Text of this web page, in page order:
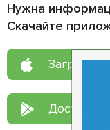
Нужна
Скачайте
Загрузите
Доступно в